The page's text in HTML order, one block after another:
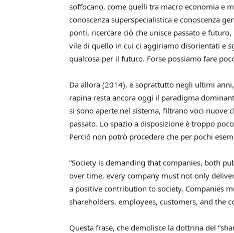
soffocano, come quelli tra macro economia e
conoscenza superspecialistica e conoscenza
ponti, ricercare ciò che unisce passato e
vile di quello in cui ci aggiriamo disorientati e
qualcosa per il futuro. Forse possiamo fare
Da allora (2014), e soprattutto negli ultimi
rapina resta ancora oggi il paradigma
si sono aperte nel sistema, filtrano voci nuove
passato. Lo spazio a disposizione è troppo
Perciò non potrò procedere che per pochi
“Society is demanding that companies, both
over time, every company must not only
a positive contribution to society. Companies
shareholders, employees, customers, and the
Questa frase, che demolisce la dottrina del